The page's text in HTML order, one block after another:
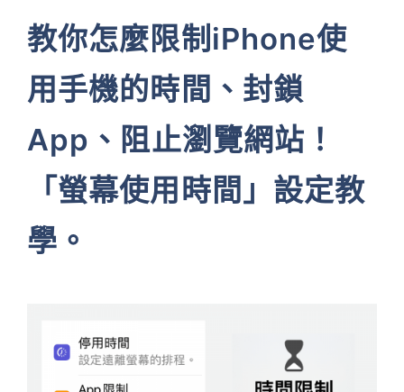
教你怎麼限制iPhone使
用手機的時間、封鎖
App、阻止瀏覽網站！
「螢幕使用時間」設定教
學。